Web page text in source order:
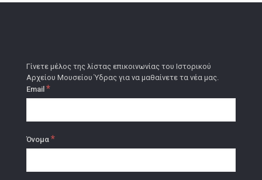
Γίνετε μέλος της λίστας επικοινωνίας του Ιστορικού
Αρχείου Μουσείου Ύδρας για να μαθαίνετε τα νέα μας.
Email *
Όνομα *